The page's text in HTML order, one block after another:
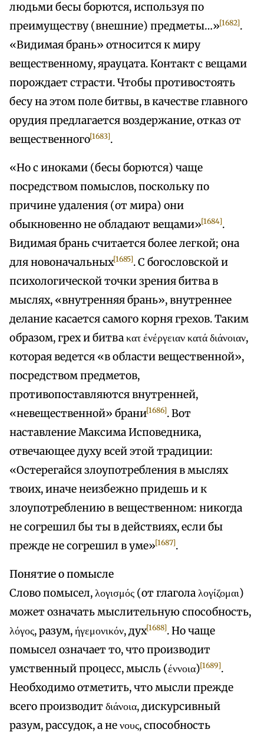
людьми бесы борются, используя по
преимуществу (внешние) предметы…»[1682].
«Видимая брань» относится к миру
вещественному, ярауцата. Контакт с вещами
порождает страсти. Чтобы противостоять
бесу на этом поле битвы, в качестве главного
орудия предлагается воздержание, отказ от
вещественного[1683].
«Но с иноками (бесы борются) чаще
посредством помыслов, поскольку по
причине удаления (от мира) они
обыкновенно не обладают вещами»[1684].
Видимая брань считается более легкой; она
для новоначальных[1685]. С богословской и
психологической точки зрения битва в
мыслях, «внутренняя брань», внутреннее
делание касается самого корня грехов. Таким
образом, грех и битва κατ ένέργειαν κατά διάνοιαν,
которая ведется «в области вещественной»,
посредством предметов,
противопоставляются внутренней,
«невещественной» брани[1686]. Вот
наставление Максима Исповедника,
отвечающее духу всей этой традиции:
«Остерегайся злоупотребления в мыслях
твоих, иначе неизбежно придешь и к
злоупотреблению в вещественном: никогда
не согрешил бы ты в действиях, если бы
прежде не согрешил в уме»[1687].
Понятие о помысле
Слово помысел, λογισμός (от глагола λογίζομαι)
может означать мыслительную способность,
λόγος, разум, ήγεμονικόν, дух[1688]. Но чаще
помысел означает то, что производит
умственный процесс, мысль (έννοια)[1689].
Необходимо отметить, что мысли прежде
всего производит διάνοια, дискурсивный
разум, рассудок, а не νους, способность